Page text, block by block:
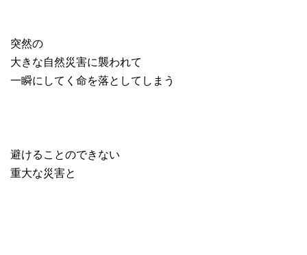
突然の
大きな自然災害に襲われて
一瞬にしてく命を落としてしまう
避けることのできない
重大な災害と